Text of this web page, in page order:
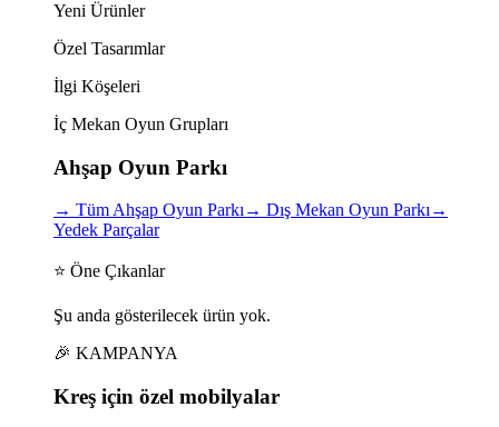
Yeni Ürünler
Özel Tasarımlar
İlgi Köşeleri
İç Mekan Oyun Grupları
Ahşap Oyun Parkı
→ Tüm Ahşap Oyun Parkı→ Dış Mekan Oyun Parkı→
Yedek Parçalar
⭐ Öne Çıkanlar
Şu anda gösterilecek ürün yok.
🎉 KAMPANYA
Kreş için özel mobilyalar